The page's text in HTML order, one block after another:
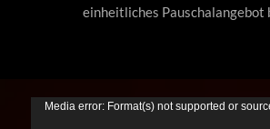
einheitliches Pauschalangebot
Video-
Media error: Format(s) not supported or